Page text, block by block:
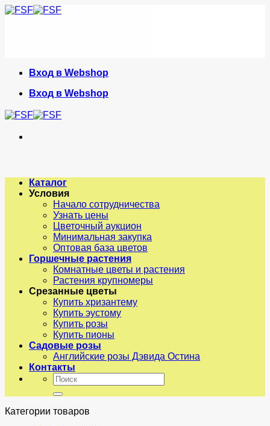
Skip
Вход в Webshop
Вход в Webshop
Каталог
Условия
Начало сотрудничества
Узнать цены
Цветочный аукцион
Минимальная закупка
Оптовая база цветов
Горшечные растения
Комнатные цветы и растения
Растения крупномеры
Срезанные цветы
Купить хризантему
Купить эустому
Купить розы
Купить пионы
Садовые розы
Английские розы Дэвида Остина
Контакты
Искать:
Категории товаров